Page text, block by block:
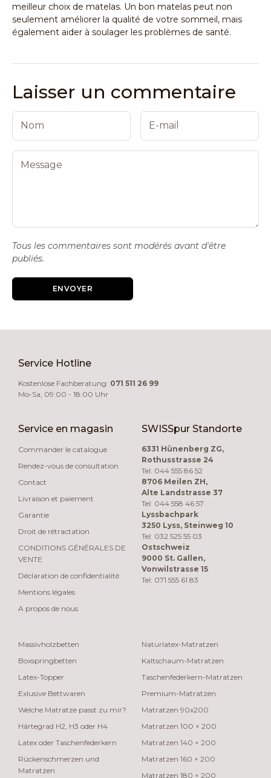
meilleur choix de matelas. Un bon matelas peut non
seulement améliorer la qualité de votre sommeil, mais
également aider à soulager les problèmes de santé.
Laisser un commentaire
Tous les commentaires sont modérés avant d'être
publiés.
ENVOYER
Service Hotline
Kostenlose Fachberatung: 071 511 26 99
Mo-Sa, 09:00 - 18:00 Uhr
Service en magasin
Commander le catalogue
Rendez-vous de consultation
Contact
Livraison et paiement
Garantie
Droit de rétractation
CONDITIONS GÉNÉRALES DE
VENTE
Déclaration de confidentialité
Mentions légales
A propos de nous
SWISSpur Standorte
6331 Hünenberg ZG,
Rothusstrasse 24
Tel: 044 555 86 52
8706 Meilen ZH,
Alte Landstrasse 37
Tel: 044 558 46 57
Lyssbachpark
3250 Lyss, Steinweg 10
Tel: 032 525 55 03
Ostschweiz
9000 St. Gallen,
Vonwilstrasse 15
Tel: 071 555 61 83
Massivholzbetten
Boxspringbetten
Latex-Topper
Exlusive Bettwaren
Welche Matratze passt zu mir?
Härtegrad H2, H3 oder H4
Latex oder Taschenfederkern
Rückenschmerzen und
Matratzen
Naturlatex-Matratzen
Kaltschaum-Matratzen
Taschenfederkern-Matratzen
Premium-Matratzen
Matratzen 90x200
Matratzen 100 × 200
Matratzen 140 × 200
Matratzen 160 × 200
Matratzen 180 × 200